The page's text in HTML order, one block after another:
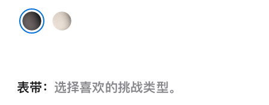
原
色
表带： 选择喜欢的挑战类型。